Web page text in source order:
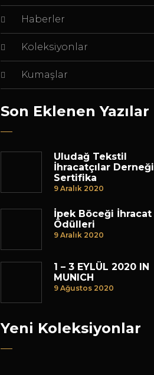
Haberler
Koleksiyonlar
Kumaşlar
Son Eklenen Yazılar
Uludağ Tekstil
İhracatçılar Derneği
Sertifika
9 Aralık 2020
İpek Böceği İhracat
Ödülleri
9 Aralık 2020
1 – 3 EYLÜL 2020 IN
MUNICH
9 Ağustos 2020
Yeni Koleksiyonlar